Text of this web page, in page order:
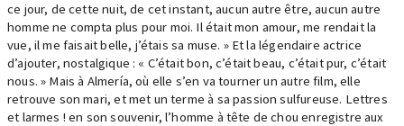
ce jour, de cette nuit, de cet instant, aucun autre être, aucun autre
homme ne compta plus pour moi. Il était mon amour, me rendait la
vue, il me faisait belle, j’étais sa muse. » Et la légendaire actrice
d’ajouter, nostalgique : « C’était bon, c’était beau, c’était pur, c’était
nous. » Mais à Almería, où elle s’en va tourner un autre film, elle
retrouve son mari, et met un terme à sa passion sulfureuse. Lettres
et larmes ! en son souvenir, l’homme à tête de chou enregistre aux